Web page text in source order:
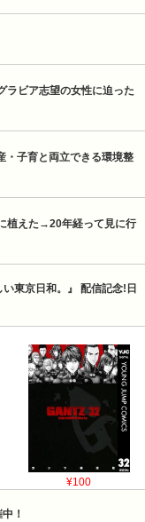
ラビア志望の女性に迫った
子育と両立できる環境整
植えた→20年経って見に行
東京日和。』 配信記念!日
¥100
！